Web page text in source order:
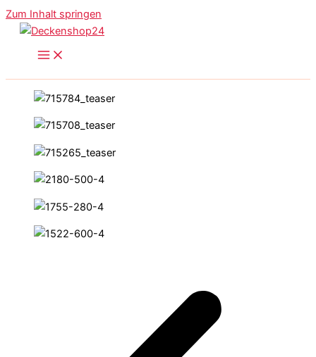
Zum Inhalt springen